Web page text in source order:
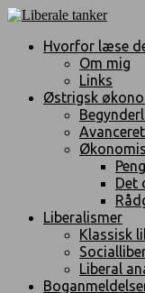
Hvorfor læse
Om mig
Links
Østrigsk
Det
Liberalismer
Klassisk
Liberal